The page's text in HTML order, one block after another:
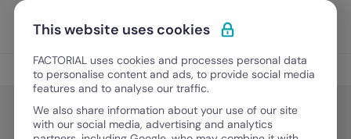
Ir para o conteúdo
Experimente Grátis
Gestão Documental
Gestão Documental
This website uses cookies
FACTORIAL uses cookies and processes personal data
to personalise content and ads, to provide social media
features and to analyse our traffic.
We also share information about your use of our site
with our social media, advertising and analytics